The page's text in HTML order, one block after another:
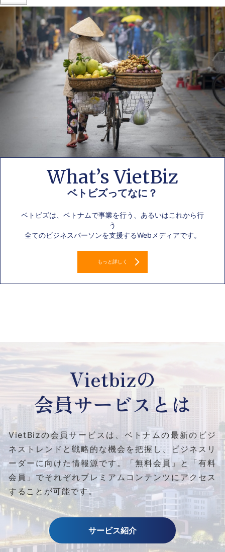
What’s VietBiz
ベトビズってなに？
ベトビズは、ベトナムで事業を行う、あるいはこれから行
う
全てのビジネスパーソンを支援するWebメディアです。
もっと詳しく
Vietbizの
会員サービスとは
VietBizの会員サービスは、ベトナムの最新のビジ
ネストレンドと戦略的な機会を把握し、ビジネスリ
ーダーに向けた情報源です。
「無料会員」と「有料
会員」でそれぞれプレミアムコンテンツにアクセス
することが可能です。
サービス紹介